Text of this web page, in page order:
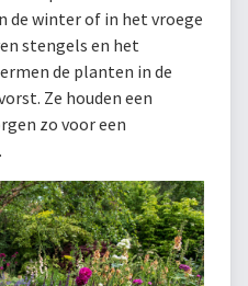
de winter of in het vroege
stengels en het
de planten in de
Ze houden een
zo voor een